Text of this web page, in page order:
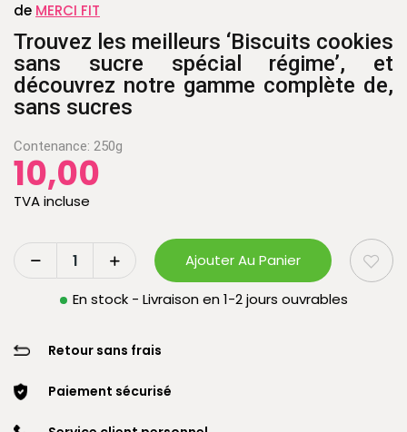
de MERCI FIT
Trouvez les meilleurs ‘Biscuits cookies
sans sucre spécial régime’, et
découvrez notre gamme complète de,
sans sucres
Contenance: 250g
10,00
TVA incluse
Ajouter Au Panier
En stock - Livraison en 1-2 jours ouvrables
Retour sans frais
Paiement sécurisé